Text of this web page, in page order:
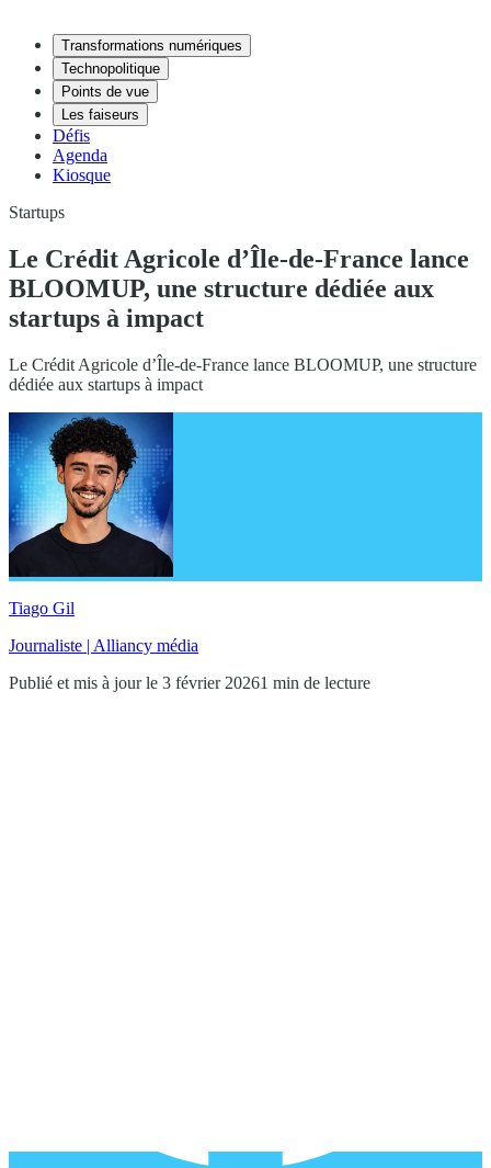
Transformations numériques
Technopolitique
Points de vue
Les faiseurs
Défis
Agenda
Kiosque
Startups
Le Crédit Agricole d’Île-de-France lance
BLOOMUP, une structure dédiée aux
startups à impact
Le Crédit Agricole d’Île-de-France lance BLOOMUP, une structure
dédiée aux startups à impact
Tiago Gil
Journaliste | Alliancy média
Publié et mis à jour le 3 février 20261 min de lecture